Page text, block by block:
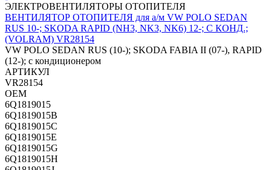
ЭЛЕКТРОВЕНТИЛЯТОРЫ ОТОПИТЕЛЯ
ВЕНТИЛЯТОР ОТОПИТЕЛЯ для а/м VW POLO SEDAN
RUS 10-; SKODA RAPID (NH3, NK3, NK6) 12-; С КОНД.;
(VOLRAM) VR28154
VW POLO SEDAN RUS (10-); SKODA FABIA II (07-), RAPID
(12-); с кондиционером
АРТИКУЛ
VR28154
OEM
6Q1819015
6Q1819015B
6Q1819015C
6Q1819015E
6Q1819015G
6Q1819015H